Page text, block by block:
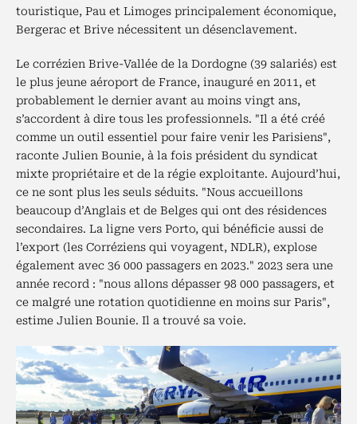
touristique, Pau et Limoges principalement économique,
Bergerac et Brive nécessitent un désenclavement.
Le corrézien Brive-Vallée de la Dordogne (39 salariés) est
le plus jeune aéroport de France, inauguré en 2011, et
probablement le dernier avant au moins vingt ans,
s’accordent à dire tous les professionnels. "Il a été créé
comme un outil essentiel pour faire venir les Parisiens",
raconte Julien Bounie, à la fois président du syndicat
mixte propriétaire et de la régie exploitante. Aujourd’hui,
ce ne sont plus les seuls séduits. "Nous accueillons
beaucoup d’Anglais et de Belges qui ont des résidences
secondaires. La ligne vers Porto, qui bénéficie aussi de
l’export (les Corréziens qui voyagent, NDLR), explose
également avec 36 000 passagers en 2023." 2023 sera une
année record : "nous allons dépasser 98 000 passagers, et
ce malgré une rotation quotidienne en moins sur Paris",
estime Julien Bounie. Il a trouvé sa voie.